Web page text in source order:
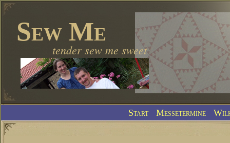
Sew Me
tender sew me sweet
Start Messetermine